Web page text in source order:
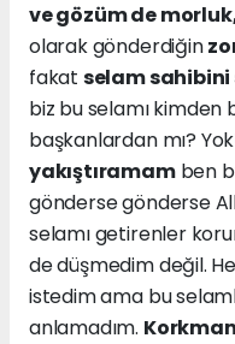
ve gözüm de
olarak gönderdiğin
fakat selam sahibini
biz bu selamı kimden
başkanlardan mı?
yakıştıramamben
gönderse gönderse
selamı getirenler
de düşmedim değil.
istedim ama bu
anlamadım.